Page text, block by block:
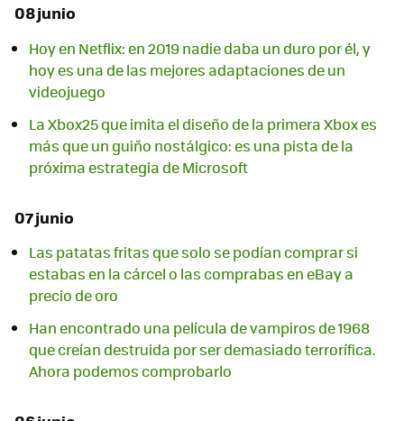
08 junio
Hoy en Netflix: en 2019 nadie daba un duro por él, y
hoy es una de las mejores adaptaciones de un
videojuego
La Xbox25 que imita el diseño de la primera Xbox es
más que un guiño nostálgico: es una pista de la
próxima estrategia de Microsoft
07 junio
Las patatas fritas que solo se podían comprar si
estabas en la cárcel o las comprabas en eBay a
precio de oro
Han encontrado una película de vampiros de 1968
que creían destruida por ser demasiado terrorífica.
Ahora podemos comprobarlo